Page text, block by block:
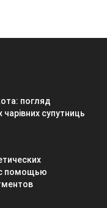
погляд
супутниць
с помощью